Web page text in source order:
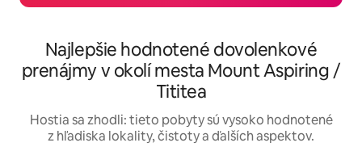
Najlepšie hodnotené dovolenkové
prenájmy v okolí mesta Mount Aspiring /
Tititea
Hostia sa zhodli: tieto pobyty sú vysoko hodnotené
z hľadiska lokality, čistoty a ďalších aspektov.